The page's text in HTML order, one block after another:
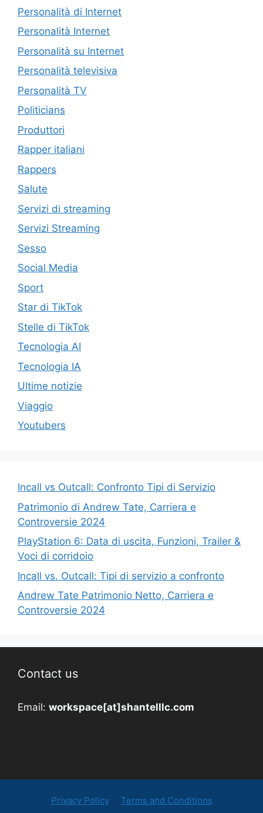
Personalità di Internet
Personalità Internet
Personalità su Internet
Personalità televisiva
Personalità TV
Politicians
Produttori
Rapper italiani
Rappers
Salute
Servizi di streaming
Servizi Streaming
Sesso
Social Media
Sport
Star di TikTok
Stelle di TikTok
Tecnologia AI
Tecnologia IA
Ultime notizie
Viaggio
Youtubers
Incall vs Outcall: Confronto Tipi di Servizio
Patrimonio di Andrew Tate, Carriera e
Controversie 2024
PlayStation 6: Data di uscita, Funzioni, Trailer &
Voci di corridoio
Incall vs. Outcall: Tipi di servizio a confronto
Andrew Tate Patrimonio Netto, Carriera e
Controversie 2024
Contact us
Email: workspace[at]shantelllc.com
Privacy Policy Terms and Conditions